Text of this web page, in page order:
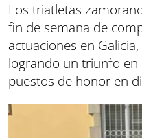
Los triatletas
fin de semana de
actuaciones en
logrando un triunfo en
puestos de honor en